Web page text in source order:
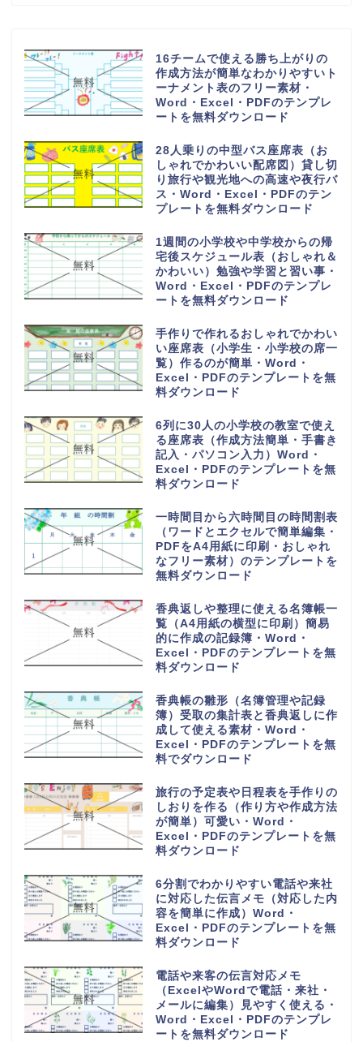
16チームで使える勝ち上がりの
作成方法が簡単なわかりやすいト
ーナメント表のフリー素材・
Word・Excel・PDFのテンプレ
ートを無料ダウンロード
28人乗りの中型バス座席表（お
しゃれでかわいい配席図）貸し切
り旅行や観光地への高速や夜行バ
ス・Word・Excel・PDFのテン
プレートを無料ダウンロード
1週間の小学校や中学校からの帰
宅後スケジュール表（おしゃれ＆
かわいい）勉強や学習と習い事・
Word・Excel・PDFのテンプレ
ートを無料ダウンロード
手作りで作れるおしゃれでかわい
い座席表（小学生・小学校の席一
覧）作るのが簡単・Word・
Excel・PDFのテンプレートを無
料ダウンロード
6列に30人の小学校の教室で使え
る座席表（作成方法簡単・手書き
記入・パソコン入力）Word・
Excel・PDFのテンプレートを無
料ダウンロード
一時間目から六時間目の時間割表
（ワードとエクセルで簡単編集・
PDFをA4用紙に印刷・おしゃれ
なフリー素材）のテンプレートを
無料ダウンロード
香典返しや整理に使える名簿帳一
覧（A4用紙の横型に印刷）簡易
的に作成の記録簿・Word・
Excel・PDFのテンプレートを無
料ダウンロード
香典帳の雛形（名簿管理や記録
簿）受取の集計表と香典返しに作
成して使える素材・Word・
Excel・PDFのテンプレートを無
料でダウンロード
旅行の予定表や日程表を手作りの
しおりを作る（作り方や作成方法
が簡単）可愛い・Word・
Excel・PDFのテンプレートを無
料ダウンロード
6分割でわかりやすい電話や来社
に対応した伝言メモ（対応した内
容を簡単に作成）Word・
Excel・PDFのテンプレートを無
料ダウンロード
電話や来客の伝言対応メモ
（ExcelやWordで電話・来社・
メールに編集）見やすく使える・
Word・Excel・PDFのテンプレ
ートを無料ダウンロード